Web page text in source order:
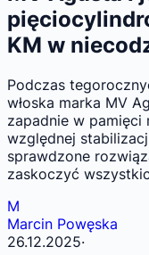
KM w
Podczas
włoska marka MV
zapadnie w pamięci
względnej
sprawdzone
zaskoczyć
M
Marcin Powęska
26.12.2025·